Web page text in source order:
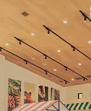
育てる
アリスとめぐる畑のひみ
カゴメファクトリーツアー
食べる